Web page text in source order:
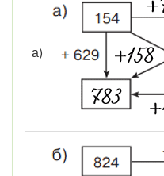
а)